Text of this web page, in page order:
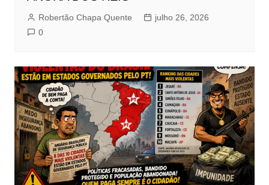
Robertão Chapa Quente
julho 26, 2026
0